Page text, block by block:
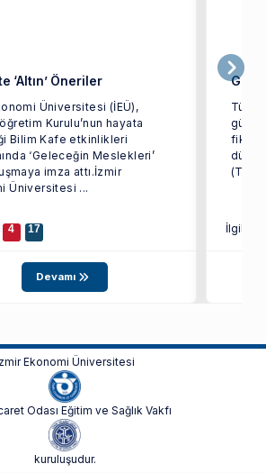
‘Altın’ Öneriler
Üniversitesi (İEÜ),
Kurulu’nun hayata
Bilim Kafe etkinlikleri
‘Geleceğin Meslekleri’
imza attı.İzmir
Üniversitesi ...
4 17
Devamı
Gıda
İlgili
Ekonomi Üniversitesi
Odası Eğitim ve Sağlık Vakfı
kuruluşudur.